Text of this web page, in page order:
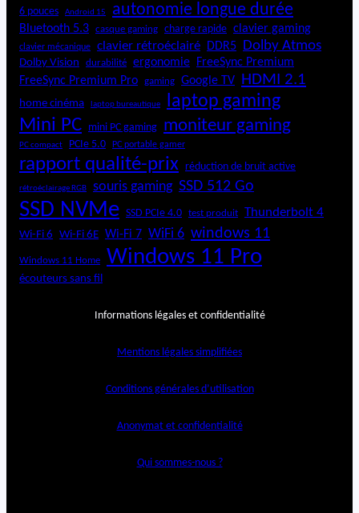
6 pouces Android 15 autonomie longue durée
Bluetooth 5.3 casque gaming charge rapide clavier gaming
clavier mécanique clavier rétroéclairé DDR5 Dolby Atmos
Dolby Vision durabilité ergonomie
FreeSync Premium
FreeSync Premium Pro
gaming Google TV HDMI 2.1
home cinéma laptop bureautique laptop gaming
Mini PC mini PC gaming moniteur gaming
PC compact PCIe 5.0 PC portable gamer
rapport qualité-prix réduction de bruit active
rétroéclairage RGB souris gaming SSD 512 Go
SSD NVMe SSD PCIe 4.0 test produit Thunderbolt 4
Wi-Fi 6 Wi-Fi 6E Wi-Fi 7 WiFi 6 windows 11
Windows 11 Home Windows 11 Pro
écouteurs sans fil
Informations légales et confidentialité
Mentions légales simplifiées
Conditions générales d’utilisation
Anonymat et confidentialité
Qui sommes-nous ?